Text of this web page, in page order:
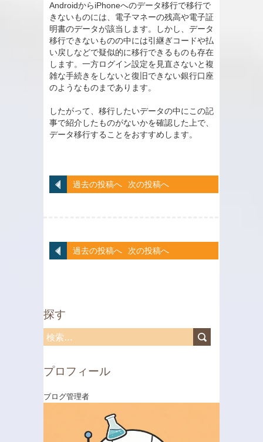
AndroidからiPhoneへのデータ移行で移行で
きないものには、電子マネーの残高や電子証
明書のデータが該当します。しかし、データ
移行できないものの中には引継ぎコードや払
い戻しなどで疑似的に移行できるものも存在
します。一方ログイン設定を見直さないと複
雑な手続きをしないと復旧できない銀行口座
のようなものまであります。
したがって、移行したいデータの中にこの記
事で紹介したものがないかを確認した上で、
データ移行することをおすすめします。
過去の投稿へ 次の投稿へ
過去の投稿へ 次の投稿へ
探す
検
:プロフィール
ブログ管理者